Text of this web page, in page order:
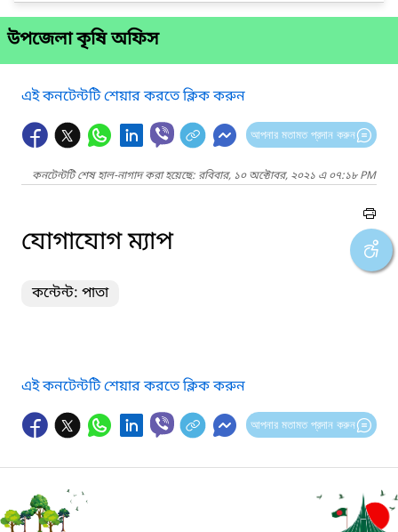
উপজেলা কৃষি অফিস
এই কনটেন্টটি শেয়ার করতে ক্লিক করুন
আপনার মতামত প্রদান করুন
কনটেন্টটি শেষ হাল-নাগাদ করা হয়েছে: রবিবার, ১০ অক্টোবর, ২০২১ এ ০৭:১৮ PM
যোগাযোগ ম্যাপ
কন্টেন্ট: পাতা
এই কনটেন্টটি শেয়ার করতে ক্লিক করুন
আপনার মতামত প্রদান করুন